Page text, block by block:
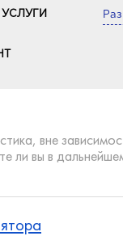
влаги
вне
ли вы в